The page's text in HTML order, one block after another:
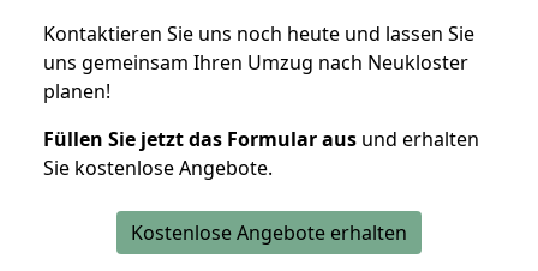
Kontaktieren Sie uns noch heute und lassen Sie
uns gemeinsam Ihren Umzug nach Neukloster
planen!
Füllen Sie jetzt das Formular aus und erhalten
Sie kostenlose Angebote.
Kostenlose Angebote erhalten